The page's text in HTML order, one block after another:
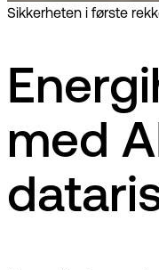
Sikkerheten i første
med